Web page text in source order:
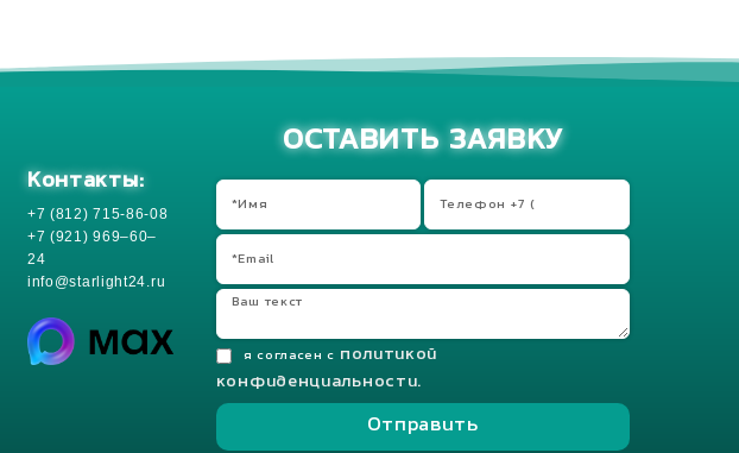
Контакты:
+7 (812) 715-86-08
+7 (921) 969–60–
24
info@starlight24.ru
ОСТАВИТЬ ЗАЯВКУ
я согласен с политикой
конфиденциальности.
Отправить